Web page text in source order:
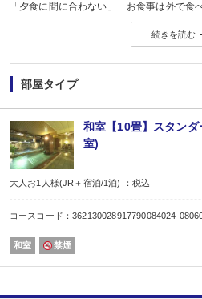
「夕食に間に合わない」「お食事は外で食
自分スタイルの旅を計画してみては、いか
レジャーをたっぷり満喫した後やお仕事
＜＜ご注意
＊当館より徒歩でお出かけいただけ
近くに「ローソン」がございます
＊お布団は、事前に敷かせていただ
■ 館内浴場
◇地下1階 大浴場 露天風呂
15:00〜24:00 5:00〜10:00（サウナ
◇7階 展望風呂・露天風呂
15:00〜24:00 5:00〜10:00
◇7階 展望貸切風呂
《毎時00分から50分間》
※「展望貸切風呂」は先着予約制ですので
ご希望のお時間が予約出来ない場合が
ございます。ご了承下さい。
ご予約はお受け出来ませんのでご注意く
続きを読む
部屋タイプ
和室【10畳】スタン
室)
大人お1人様(JR＋宿泊/1泊) ：税込
コースコード：362130028917790084024-
和室 禁煙